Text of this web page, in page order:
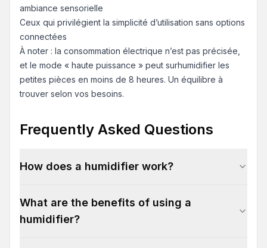
ambiance sensorielle
Ceux qui privilégient la simplicité d’utilisation sans options
connectées
À noter : la consommation électrique n’est pas précisée,
et le mode « haute puissance » peut surhumidifier les
petites pièces en moins de 8 heures. Un équilibre à
trouver selon vos besoins.
Frequently Asked Questions
How does a humidifier work?
What are the benefits of using a
humidifier?